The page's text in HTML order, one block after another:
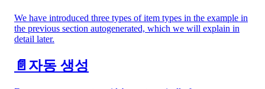
We have introduced three types of item types in the example in
the previous section autogenerated, which we will explain in
detail later.
📄️ 자동 생성